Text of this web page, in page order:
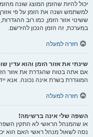
יכול להיות שהזמן המוצג שונה
למשתמש ושנה את הזמן על פי אזורך,
ששינוי אזור הזמן, כמו רוב
במערכת, זה הזמן הנכון להירשם.
חזרה למעלה
שינתי את אזור הזמן והוא עדין
אם אתה בטוח שהגדרת את אזור הזמן
המוגדרת בשרת אינה נכונה. אנא
חזרה למעלה
השפה שלי אינה ברשימה!
או שהמנהל הראשי לא התקין
נסה לשאול מנהל ראשי האם הוא